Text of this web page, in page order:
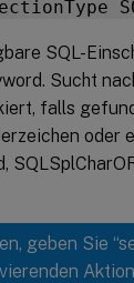
SQL-
Sucht
falls
oder
geben Sie